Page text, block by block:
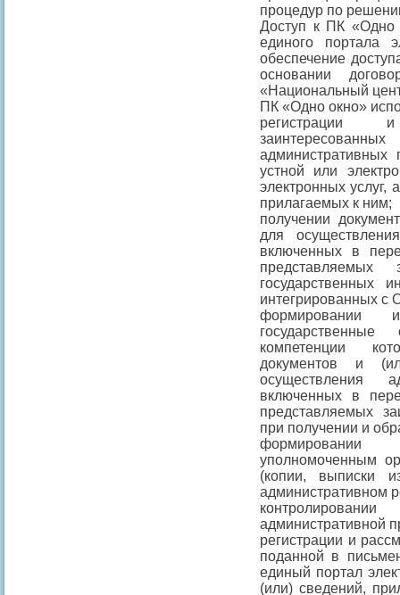
процедур по
Доступ к ПК «Одно
единого портала
обеспечение
основании
«Национальный
ПК «Одно окно»
регистрации
устной или
электронных услуг,
прилагаемых к ним;
получении
для
включенных в
представляемых
государственных
интегрированных с
формировании
компетенции
документов и
осуществления
включенных в
представляемых
при получении и
уполномоченным
(копии, выписки
административном
административной
регистрации и
поданной в
единый портал
(или) сведений,